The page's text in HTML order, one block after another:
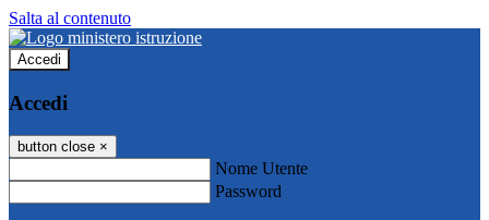
Salta al contenuto
Accedi
Accedi
button close ×
Nome Utente
Password